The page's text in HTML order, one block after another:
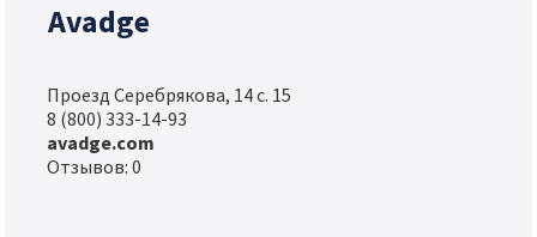
Avadge
Проезд Серебрякова, 14 с. 15
8 (800) 333-14-93
avadge.com
Отзывов: 0